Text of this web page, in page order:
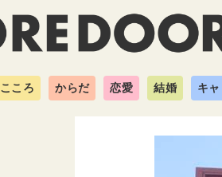
こころ からだ 恋愛 結婚 キ